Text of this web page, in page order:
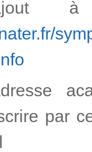
par